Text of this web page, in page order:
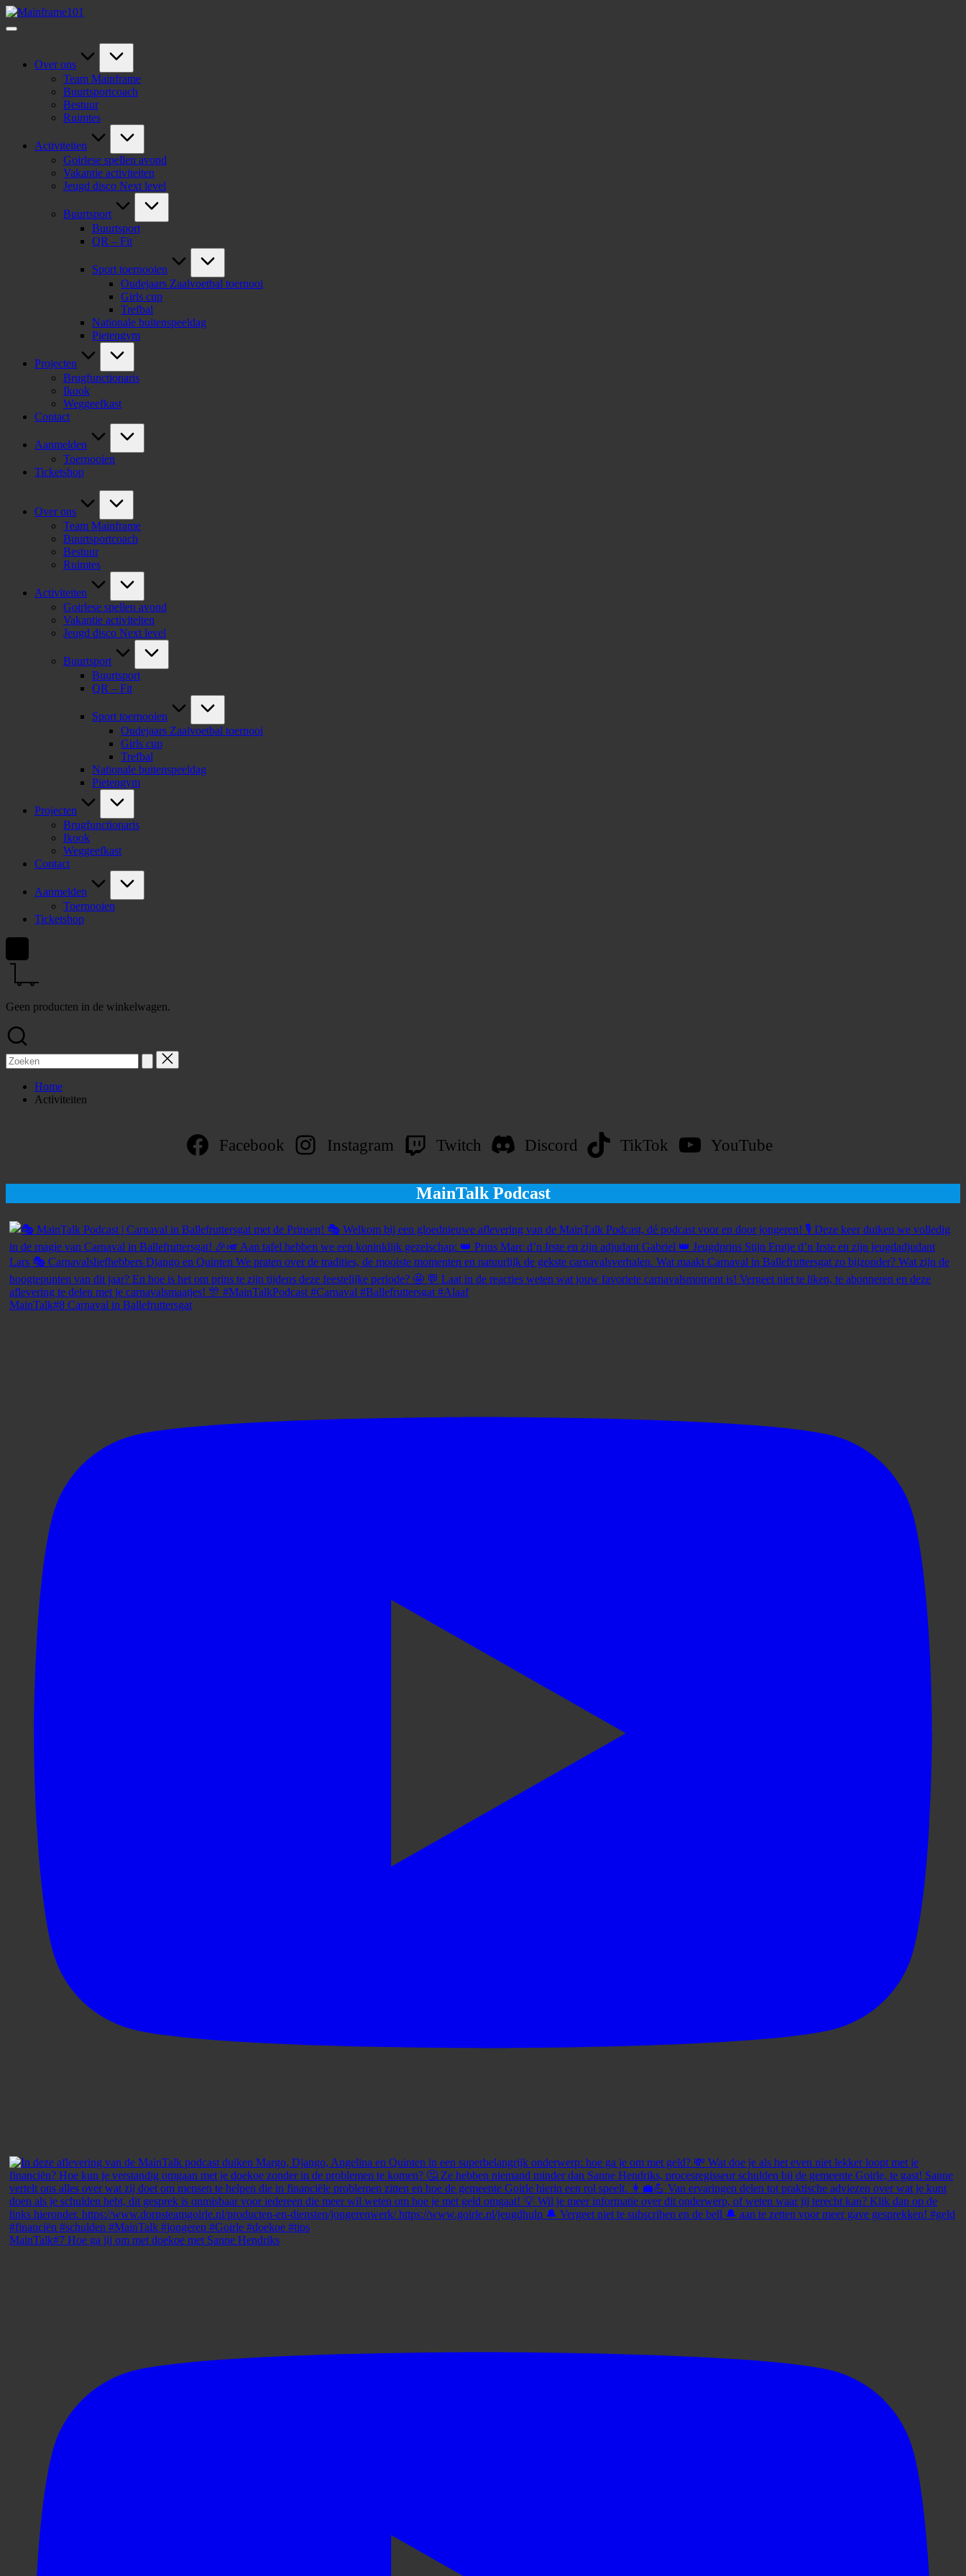
Ga
naar
jongerencentrum
Over ons
Team Mainframe
Buurtsportcoach
Bestuur
Ruimtes
Activiteiten
Goirlese spellen avond
Vakantie activiteiten
Jeugd disco Next level
Buurtsport
Buurtsport
QR – Fit
Sport toernooien
Oudejaars Zaalvoetbal toernooi
Girls cup
Trefbal
Nationale buitenspeeldag
Pietengym
Projecten
Brugfunctionaris
Ikook
Weggeefkast
Contact
Aanmelden
Toernooien
Ticketshop
Over ons
Team Mainframe
Buurtsportcoach
Bestuur
Ruimtes
Activiteiten
Goirlese spellen avond
Vakantie activiteiten
Jeugd disco Next level
Buurtsport
Buurtsport
QR – Fit
Sport toernooien
Oudejaars Zaalvoetbal toernooi
Girls cup
Trefbal
Nationale buitenspeeldag
Pietengym
Projecten
Brugfunctionaris
Ikook
Weggeefkast
Contact
Aanmelden
Toernooien
Ticketshop
Geen producten in de winkelwagen.
Zoek
naar:
Home
Activiteiten
Facebook Instagram Twitch Discord TikTok YouTube
MainTalk Podcast
MainTalk#8 Carnaval in Ballefruttersgat
MainTalk#7 Hoe ga jij om met doekoe met Sanne Hendriks